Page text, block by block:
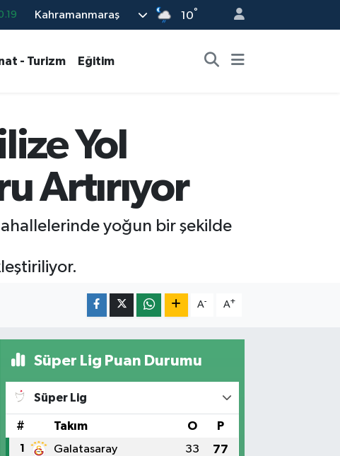
%0
Kahramanmaraş 10°
- Turizm Eğitim
Yol
Artırıyor
yoğun bir şekilde
A- A+
Süper Lig Puan Durumu
Süper Lig
# Takım O P
1 Galatasaray 33 77